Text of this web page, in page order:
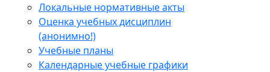
Локальные нормативные акты
Оценка учебных дисциплин
(анонимно!)
Учебные планы
Календарные учебные графики